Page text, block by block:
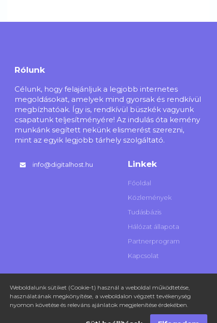
Rólunk
Célunk, hogy felajánljuk a legjobb internetes
megoldásokat, amelyek mind gyorsak és rendkívül
megbízhatóak. Így is, rendkívül büszkék vagyunk
csapatunk teljesítményére! Az indulás óta kemény
munkánk segített nekünk elismerést szerezni,
mint az egyik legjobb tárhely szolgáltató.
info@digitalhost.hu Linkek
Főoldal
Közlemények
Tudásbázis
Hálózat állapota
Partnerprogram
Kapcsolat
Weboldalunk sütiket (Cookie-t) használ a weboldal működtetése,
használatának megkönyítése, a weboldalon végzett tevékenység
nyomon követése és releváns ajánlatok megjelenítése érdekében.